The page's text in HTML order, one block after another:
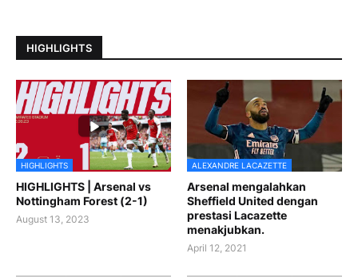
HIGHLIGHTS
HIGHLIGHTS
HIGHLIGHTS | Arsenal vs
Nottingham Forest (2-1)
August 13, 2023
ALEXANDRE LACAZETTE
Arsenal mengalahkan
Sheffield United dengan
prestasi Lacazette
menakjubkan.
April 12, 2021